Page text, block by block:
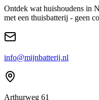
Ontdek wat huishoudens in
met een thuisbatterij - geen
info@mijnbatterij.nl
Arthurweg 61